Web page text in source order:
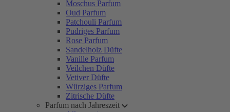
Moschus Parfum
Oud Parfum
Patchouli Parfum
Pudriges Parfum
Rose Parfum
Sandelholz Düfte
Vanille Parfum
Veilchen Düfte
Vetiver Düfte
Würziges Parfum
Zitrische Düfte
Parfum nach Jahreszeit